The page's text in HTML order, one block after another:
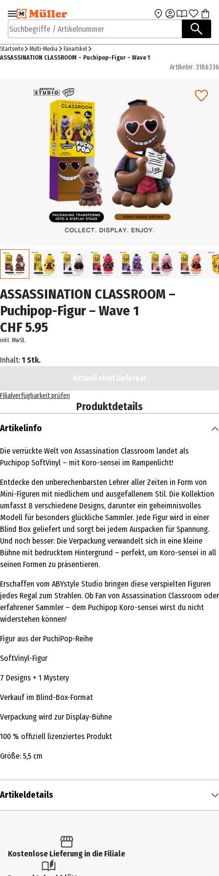
Zur Navigation
springen
Zum Hauptinhalt
Suchbegriffe / Artikelnummer
Startseite Multi-Media
Fanartikel
ASSASSINATION CLASSROOM – Puchipop-Figur – Wave 1
Artikelnr. 3186336
ASSASSINATION CLASSROOM –
Puchipop-Figur – Wave 1
CHF 5.95
inkl. MwSt.
Inhalt: 1 Stk.
Aktuell nicht lieferbar
Filialverfügbarkeit prüfen
Produktdetails
Artikelinfo
Die verrückte Welt von Assassination Classroom landet als
Puchipop SoftVinyl – mit Koro-sensei im Rampenlicht!
Entdecke den unberechenbarsten Lehrer aller Zeiten in Form von
Mini-Figuren mit niedlichem und ausgefallenem Stil. Die Kollektion
umfasst 8 verschiedene Designs, darunter ein geheimnisvolles
Modell für besonders glückliche Sammler. Jede Figur wird in einer
Blind Box geliefert und sorgt bei jedem Auspacken für Spannung.
Und noch besser: Die Verpackung verwandelt sich in eine kleine
Bühne mit bedrucktem Hintergrund – perfekt, um Koro-sensei in all
seinen Formen zu präsentieren.
Erschaffen vom ABYstyle Studio bringen diese verspielten Figuren
jedes Regal zum Strahlen. Ob Fan von Assassination Classroom oder
erfahrener Sammler – dem Puchipop Koro-sensei wirst du nicht
widerstehen können!
Figur aus der PuchiPop-Reihe
SoftVinyl-Figur
7 Designs + 1 Mystery
Verkauf im Blind-Box-Format
Verpackung wird zur Display-Bühne
100 % offiziell lizenziertes Produkt
Größe: 5,5 cm
Artikeldetails
Produkttyp
Kostenlose Lieferung in die Filiale